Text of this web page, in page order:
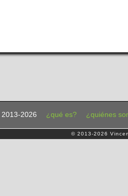
2013-2026 ¿qué es? ¿quiénes
© 2013-2026